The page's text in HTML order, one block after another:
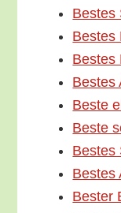
Bes­tes
Bes­tes
Bes­tes
Bes­tes
Bes­te
Bes­te
Bes­tes
Bes­tes
Bes­ter